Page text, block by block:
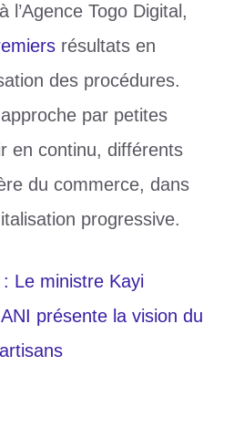
l’Agence Togo Digital,
résultats en
des procédures.
par petites
en continu, différents
du commerce, dans
progressive.
: Le ministre Kayi
présente la vision du